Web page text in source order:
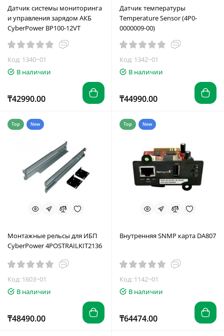
Датчик системы мониторинга
и управления зарядом АКБ
CyberPower BP100-12VT
Код: 1340~01
В наличии
₸42990.00
Датчик температуры
Temperature Sensor (4P0-
0000009-00)
Код: 1342~01
В наличии
₸44990.00
Top New
Монтажные рельсы для ИБП
CyberPower 4POSTRAILKIT2136
Код: 1603~01
В наличии
₸48490.00
Top New
Внутренняя SNMP карта DA807
Код: 1142~01
В наличии
₸64474.00